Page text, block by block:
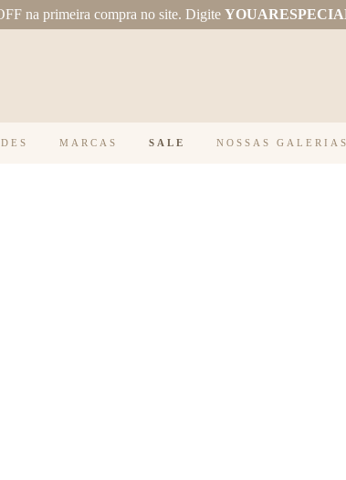
na primeira compra no site. Digite
MARCAS SALE NOSSAS GALERIAS